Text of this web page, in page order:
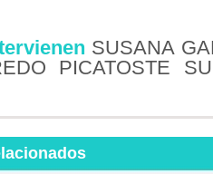
SUSANA
PICATOSTE